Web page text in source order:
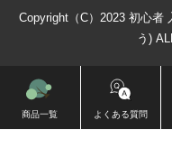
Copyright（C）2023 初心者
う)
商品一覧 よくある質問